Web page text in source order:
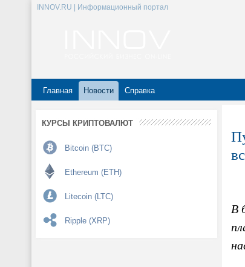
INNOV.RU | Информационный портал
Главная Новости Справка
КУРСЫ КРИПТОВАЛЮТ
Bitcoin (BTC)
Ethereum (ETH)
Litecoin (LTC)
Ripple (XRP)
В